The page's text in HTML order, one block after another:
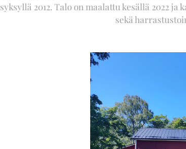
syksyllä 2012. Talo on maalattu kesällä 2022
sekä